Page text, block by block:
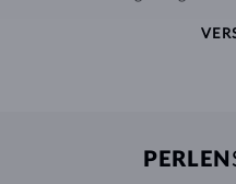
PERLEN